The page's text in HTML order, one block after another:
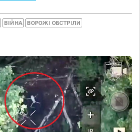
ВІЙНА ВОРОЖІ ОБСТРІЛИ